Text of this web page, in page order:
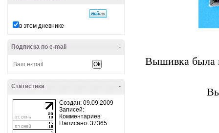
в этом дневнике
-
Подписка по e-mail
-
Статистика
Создан: 09.09.2009
Записей:
Комментариев:
Написано: 37365
Вышивка была